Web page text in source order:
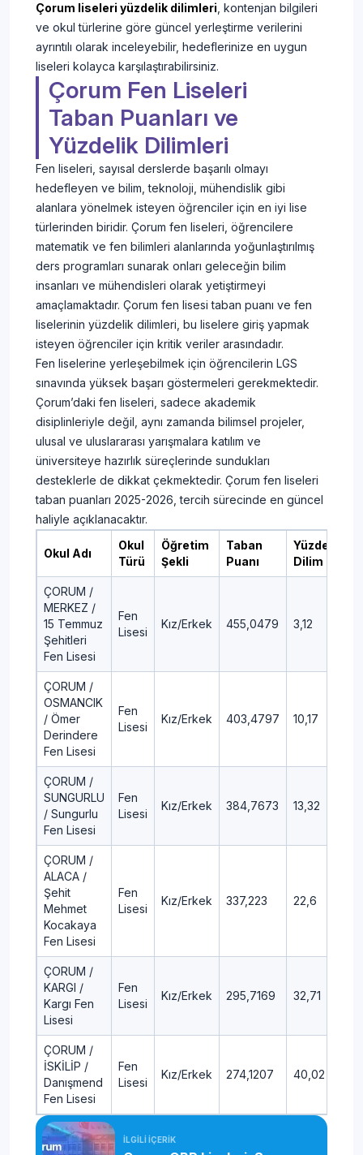
Çorum liseleri yüzdelik dilimleri , kontenjan bilgileri
ve okul türlerine göre güncel yerleştirme verilerini
ayrıntılı olarak inceleyebilir, hedeflerinize en uygun
liseleri kolayca karşılaştırabilirsiniz.
Çorum Fen Liseleri
Taban Puanları ve
Yüzdelik Dilimleri
Fen liseleri, sayısal derslerde başarılı olmayı
hedefleyen ve bilim, teknoloji, mühendislik gibi
alanlara yönelmek isteyen öğrenciler için en iyi lise
türlerinden biridir. Çorum fen liseleri, öğrencilere
matematik ve fen bilimleri alanlarında yoğunlaştırılmış
ders programları sunarak onları geleceğin bilim
insanları ve mühendisleri olarak yetiştirmeyi
amaçlamaktadır. Çorum fen lisesi taban puanı ve fen
liselerinin yüzdelik dilimleri, bu liselere giriş yapmak
isteyen öğrenciler için kritik veriler arasındadır.
Fen liselerine yerleşebilmek için öğrencilerin LGS
sınavında yüksek başarı göstermeleri gerekmektedir.
Çorum’daki fen liseleri, sadece akademik
disiplinleriyle değil, aynı zamanda bilimsel projeler,
ulusal ve uluslararası yarışmalara katılım ve
üniversiteye hazırlık süreçlerinde sundukları
desteklerle de dikkat çekmektedir. Çorum fen liseleri
taban puanları 2025-2026, tercih sürecinde en güncel
haliyle açıklanacaktır.
Okul Adı
Okul
Türü
Öğretim
Şekli
Taban
Puanı
Yüzdelik
Dilim
ÇORUM /
MERKEZ /
15 Temmuz
Şehitleri
Fen Lisesi
Fen
Lisesi
Kız/Erkek 455,0479 3,12
ÇORUM /
OSMANCIK
/ Ömer
Derindere
Fen Lisesi
Fen
Lisesi
Kız/Erkek 403,4797 10,17
ÇORUM /
SUNGURLU
/ Sungurlu
Fen Lisesi
Fen
Lisesi
Kız/Erkek 384,7673 13,32
ÇORUM /
ALACA /
Şehit
Mehmet
Kocakaya
Fen Lisesi
Fen
Lisesi
Kız/Erkek 337,223 22,6
ÇORUM /
KARGI /
Kargı Fen
Lisesi
Fen
Lisesi
Kız/Erkek 295,7169 32,71
ÇORUM /
İSKİLİP /
Danışmend
Fen Lisesi
Fen
Lisesi
Kız/Erkek 274,1207 40,02
İLGİLİ İÇERİK